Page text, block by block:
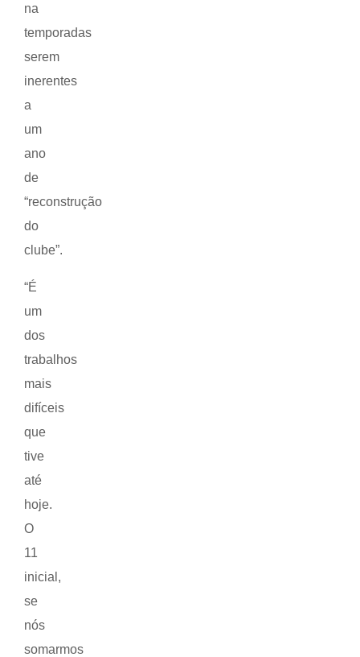
na
temporadas
serem
inerentes
a
um
ano
de
“reconstrução
do
clube”.
“É
um
dos
trabalhos
mais
difíceis
que
tive
até
hoje.
O
11
inicial,
se
nós
somarmos